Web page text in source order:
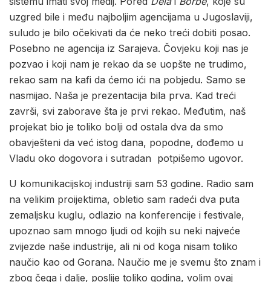
uzgred bile i među najboljim agencijama u Jugoslaviji,
suludo je bilo očekivati da će neko treći dobiti posao.
Posebno ne agencija iz Sarajeva. Čovjeku koji nas je
pozvao i koji nam je rekao da se uopšte ne trudimo,
rekao sam na kafi da ćemo ići na pobjedu. Samo se
nasmijao. Naša je prezentacija bila prva. Kad treći
završi, svi zaborave šta je prvi rekao. Međutim, naš
projekat bio je toliko bolji od ostala dva da smo
obavješteni da već istog dana, popodne, dođemo u
Vladu oko dogovora i sutradan potpišemo ugovor.
U komunikacijskoj industriji sam 53 godine. Radio sam
na velikim proijektima, obletio sam radeći dva puta
zemaljsku kuglu, odlazio na konferencije i festivale,
upoznao sam mnogo ljudi od kojih su neki najveće
zvijezde naše industrije, ali ni od koga nisam toliko
naučio kao od Gorana. Naučio me je svemu što znam i
zbog čega i dalje, poslije toliko godina, volim ovaj